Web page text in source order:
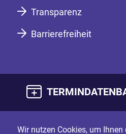
Transparenz
Barrierefreiheit
Wir nutzen Cookies, um